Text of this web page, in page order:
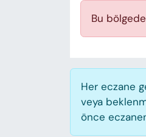
Bu
Her eczane
veya
önce
KÜLTÜR-SANAT
MAGAZİN